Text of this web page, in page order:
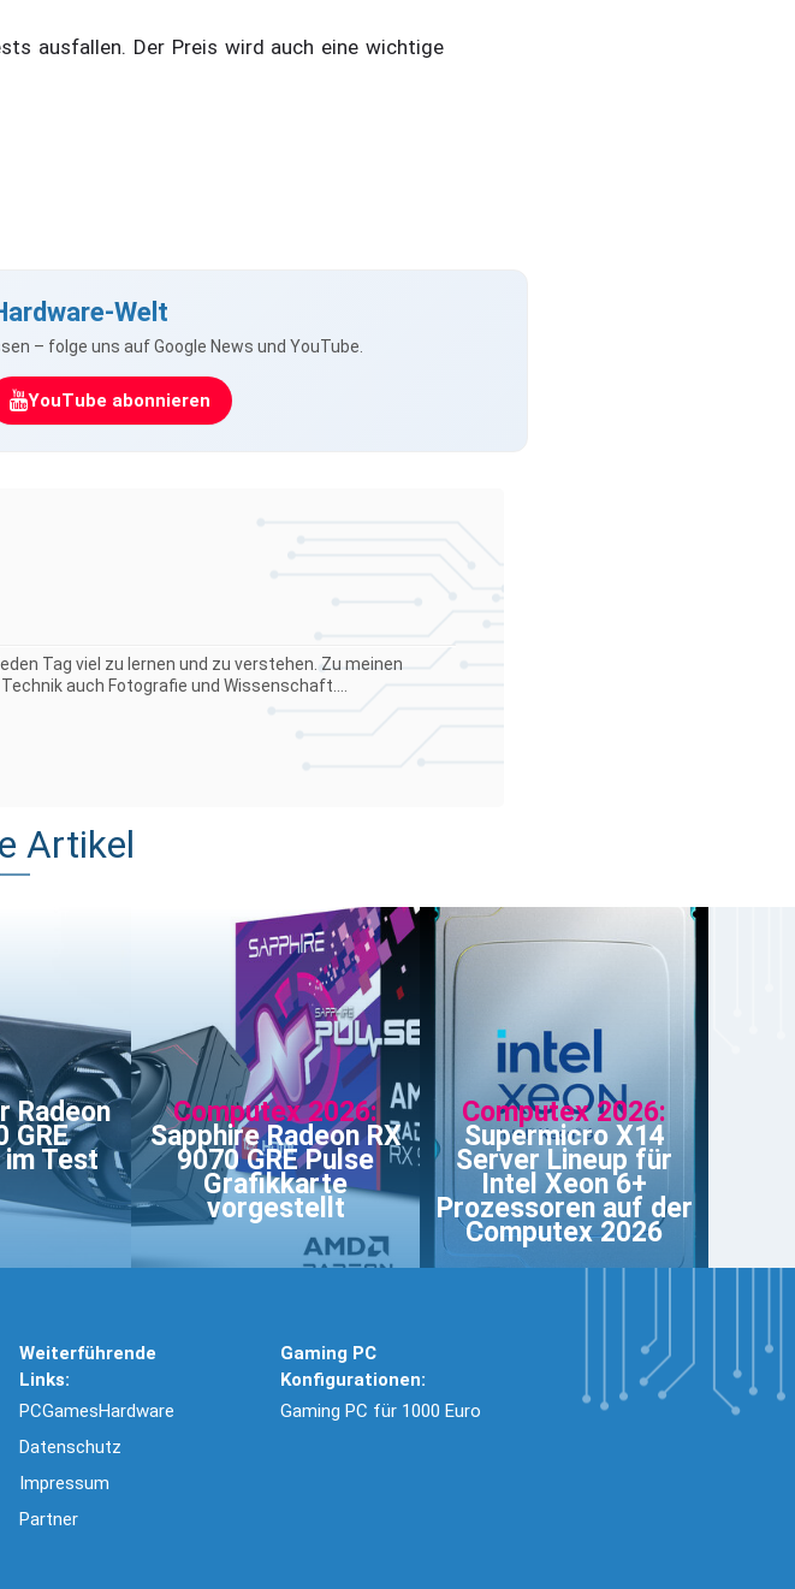
ausfallen. Der Preis wird auch eine wichtige
Welt
– folge uns auf Google News und YouTube.
YouTube abonnieren
Tag viel zu lernen und zu verstehen. Zu meinen
auch Fotografie und Wissenschaft....
Artikel
Radeon
GRE
im Test
Computex 2026:
Sapphire Radeon RX
9070 GRE Pulse
Grafikkarte
vorgestellt
Computex 2026:
Supermicro X14
Server Lineup für
Intel Xeon 6+
Prozessoren auf der
Computex 2026
Weiterführende
Links:
PCGamesHardware
Datenschutz
Impressum
Partner
Gaming PC
Konfigurationen:
Gaming PC für 1000 Euro